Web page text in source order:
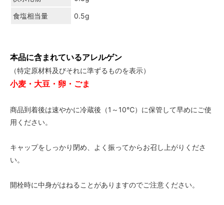
食塩相当量 0.5g
本品に含まれているアレルゲン
（特定原材料及びそれに準ずるものを表示）
小麦・大豆・卵・ごま
商品到着後は速やかに冷蔵後（1～10℃）に保管して早めにご使
用ください。
キャップをしっかり閉め、よく振ってからお召し上がりくださ
い。
開栓時に中身がはねることがありますのでご注意ください。